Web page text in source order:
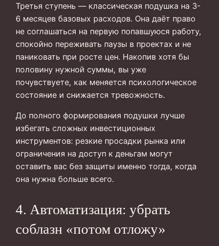
Третья ступень — классическая подушка на 3-
6 месяцев базовых расходов. Она даёт право
не соглашаться на первую попавшуюся работу,
спокойно переживать паузы в проектах и не
паниковать при росте цен. Накопив хотя бы
половину нужной суммы, вы уже
почувствуете, как меняется психологическое
состояние и снижается тревожность.
До полного формирования подушки лучше
избегать сложных инвестиционных
инструментов: резкие просадки рынка или
ограничения на доступ к деньгам могут
оставить вас без защиты именно тогда, когда
она нужна больше всего.
4. Автоматизация: убрать
соблазн «потом отложу»